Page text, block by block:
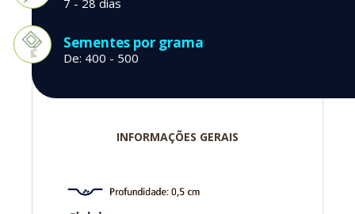
Sementes por grama
De: 400 - 500
INFORMAÇÕES GERAIS